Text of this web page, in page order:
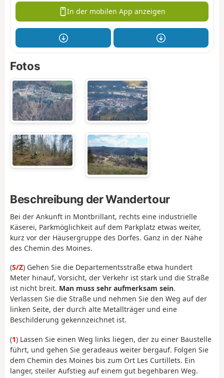
In der mobilen App anzeigen
Fotos
Beschreibung der Wandertour
Bei der Ankunft in Montbrillant, rechts eine industrielle
Käserei, Parkmöglichkeit auf dem Parkplatz etwas weiter,
kurz vor der Häusergruppe des Dorfes. Ganz in der Nähe
des Chemin des Moines.
(S/Z) Gehen Sie die Departementsstraße etwa hundert
Meter hinauf, Vorsicht, der Verkehr ist stark und die Straße
ist nicht breit. Man muss sehr aufmerksam sein.
Verlassen Sie die Straße und nehmen Sie den Weg auf der
linken Seite, der durch alte Metallträger und eine
Beschilderung gekennzeichnet ist.
(1) Lassen Sie einen Weg links liegen, der zu einer Baustelle
führt, und gehen Sie geradeaus weiter bergauf. Folgen Sie
dem Chemin des Moines bis zum Ort Les Curtillets. Ein
langer, steiler Aufstieg auf einem gut begehbaren Weg.